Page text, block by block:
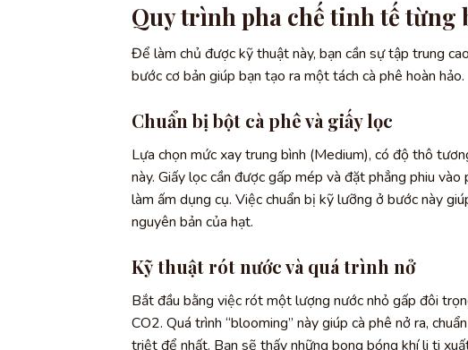
Quy trình pha chế tinh tế từng
Để làm chủ được kỹ thuật này, bạn cần sự tập trung
bước cơ bản giúp bạn tạo ra một tách cà phê hoàn hảo.
Chuẩn bị bột cà phê và giấy lọc
Lựa chọn mức xay trung bình (Medium), có độ thô
này. Giấy lọc cần được gấp mép và đặt phẳng phiu
làm ấm dụng cụ. Việc chuẩn bị kỹ lưỡng ở bước này
nguyên bản của hạt.
Kỹ thuật rót nước và quá trình nở
Bắt đầu bằng việc rót một lượng nước nhỏ gấp đôi
CO2. Quá trình “blooming” này giúp cà phê nở ra,
triệt để nhất. Bạn sẽ thấy những bong bóng khí li ti